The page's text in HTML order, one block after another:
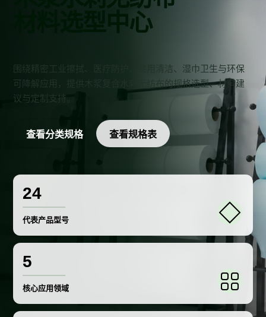
材料选型中心
围绕精密工业擦拭、医疗防护、民用清洁、湿巾卫生与环保
可降解应用，提供木浆复合水刺无纺布的规格选型、材料建
议与定制支持。
查看分类规格 查看规格表
24
代表产品型号
5
核心应用领域